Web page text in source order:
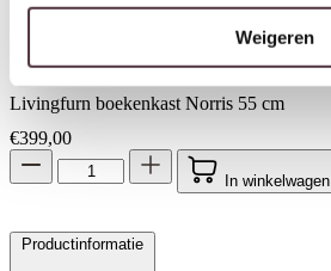
Livingfurn boekenkast Norris 55 cm
€399,00
In winkelwagen
Productinformatie